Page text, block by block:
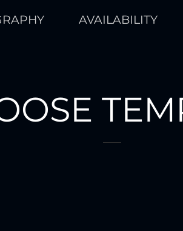
AVAILABILITY